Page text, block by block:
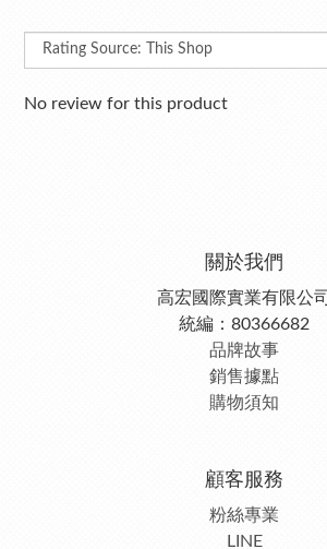
No review for this product
關於我們
高宏國際實業有限公司
統編：80366682
品牌故事
銷售據點
購物須知
顧客服務
粉絲專業
LINE